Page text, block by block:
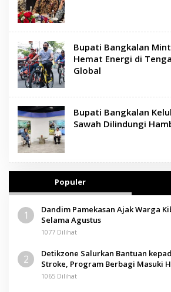
Bupati Bangkalan
Hemat Energi di
Global
Bupati Bangkalan
Sawah Dilindungi
Populer
1
Dandim Pamekasan Ajak Warga
Selama Agustus
1077 Dilihat
2
Detikzone Salurkan Bantuan
Stroke, Program Berbagi Masuki
1065 Dilihat